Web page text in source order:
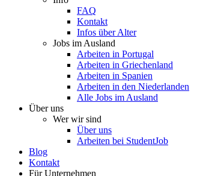
FAQ
Kontakt
Infos über Alter
Jobs im Ausland
Arbeiten in Portugal
Arbeiten in Griechenland
Arbeiten in Spanien
Arbeiten in den Niederlanden
Alle Jobs im Ausland
Über uns
Wer wir sind
Über uns
Arbeiten bei StudentJob
Blog
Kontakt
Für Unternehmen